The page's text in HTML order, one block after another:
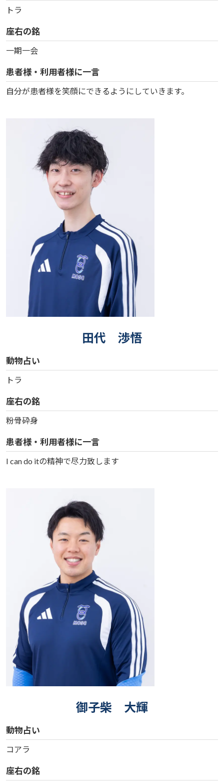
トラ
座右の銘
一期一会
患者様・利用者様に一言
自分が患者様を笑顔にできるようにしていきます。
田代 渉悟
動物占い
トラ
座右の銘
粉骨砕身
患者様・利用者様に一言
I can do itの精神で尽力致します
御子柴 大輝
動物占い
コアラ
座右の銘